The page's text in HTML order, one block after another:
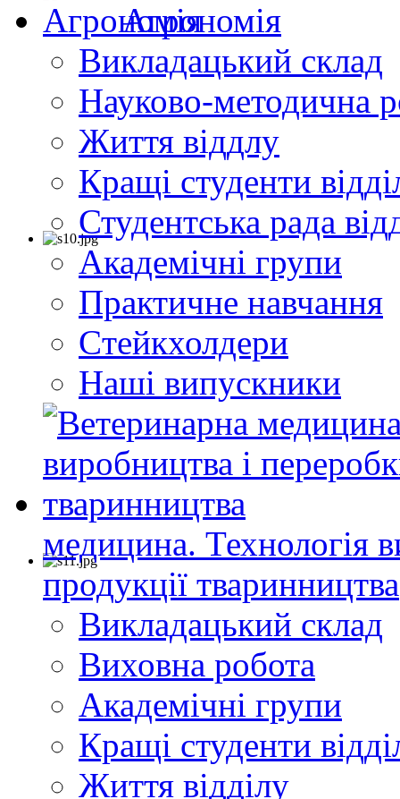
Агрономія
Викладацький склад
Науково-методична
Життя віддлу
Кращі студенти
Студентська рада
Академічні групи
Практичне навчання
Cтейкхолдери
Наші випускники
медицина. Технологія
продукції тваринництва
Викладацький склад
Виховна робота
Академічні групи
Кращі студенти
Життя відділу